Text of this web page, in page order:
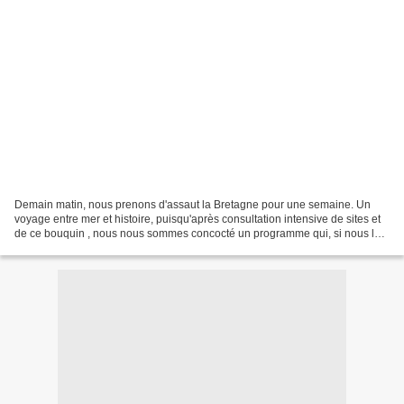
Demain matin, nous prenons d'assaut la Bretagne pour une semaine. Un
voyage entre mer et histoire, puisqu'après consultation intensive de sites et
de ce bouquin , nous nous sommes concocté un programme qui, si nous le